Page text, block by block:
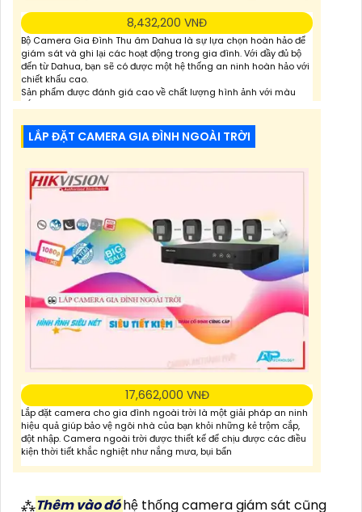
8,432,200 VNĐ
Bộ Camera Gia Đình Thu âm Dahua là sự lựa chọn hoàn hảo để
giám sát và ghi lại các hoạt động trong gia đình. Với đầy đủ bộ
đến từ Dahua, bạn sẽ có được một hệ thống an ninh hoàn hảo với
chiết khấu cao.
Sản phẩm được đánh giá cao về chất lượng hình ảnh với màu
sắc trung thực. Bạn sẽ không
LẮP ĐẶT CAMERA GIA ĐÌNH NGOÀI TRỜI
17,662,000 VNĐ
Lắp đặt camera cho gia đình ngoài trời là một giải pháp an ninh
hiệu quả giúp bảo vệ ngôi nhà của bạn khỏi những kẻ trộm cắp,
đột nhập. Camera ngoài trời được thiết kế để chịu được các điều
kiện thời tiết khắc nghiệt như nắng mưa, bụi bẩn
⁂Thêm vào đóhệ thống camera giám sát cũng